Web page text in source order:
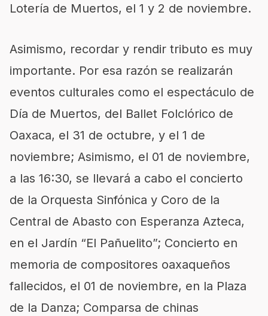
Lotería de Muertos, el 1 y 2 de noviembre.
Asimismo, recordar y rendir tributo es muy
importante. Por esa razón se realizarán
eventos culturales como el espectáculo de
Día de Muertos, del Ballet Folclórico de
Oaxaca, el 31 de octubre, y el 1 de
noviembre; Asimismo, el 01 de noviembre,
a las 16:30, se llevará a cabo el concierto
de la Orquesta Sinfónica y Coro de la
Central de Abasto con Esperanza Azteca,
en el Jardín “El Pañuelito”; Concierto en
memoria de compositores oaxaqueños
fallecidos, el 01 de noviembre, en la Plaza
de la Danza; Comparsa de chinas